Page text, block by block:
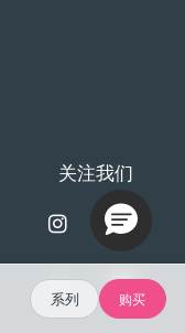
关注我们
系列 购买